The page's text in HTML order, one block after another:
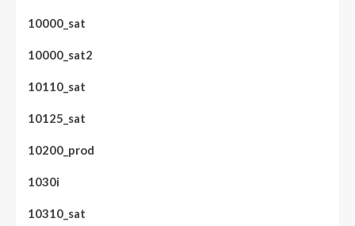
10000_sat
10000_sat2
10110_sat
10125_sat
10200_prod
1030i
10310_sat